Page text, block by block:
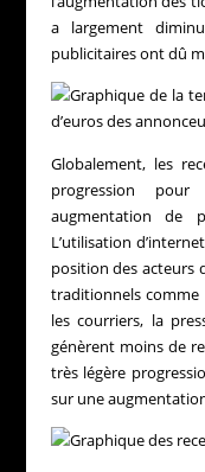
a largement
publicitaires ont dû
Globalement, les
progression
augmentation de
L’utilisation
position des acteurs
traditionnels comme
les courriers, la
génèrent moins de
très légère
sur une